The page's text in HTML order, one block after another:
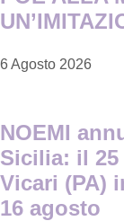
6 Agosto 2026
NOEMI
Sicilia: il
Vicari (PA)
16 agosto